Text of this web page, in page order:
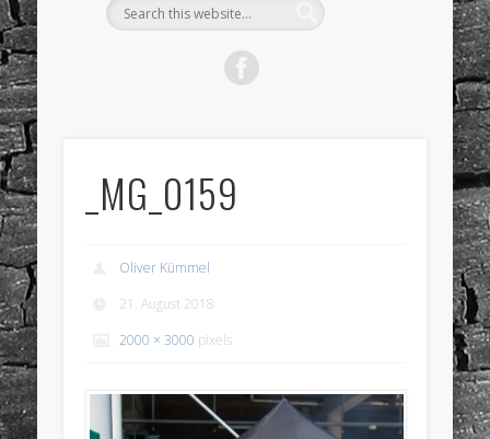
_MG_0159
Oliver Kümmel
21. August 2018
2000 × 3000 pixels